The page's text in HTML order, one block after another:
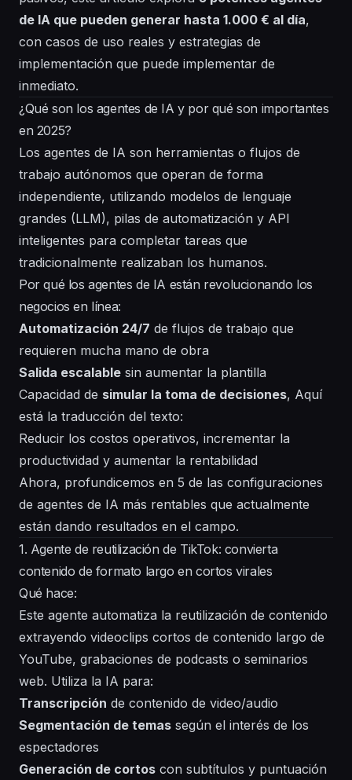
de IA que pueden generar hasta 1.000 € al día,
con casos de uso reales y estrategias de
implementación que puede implementar de
inmediato.
¿Qué son los agentes de IA y por qué son importantes
en 2025?
Los agentes de IA son herramientas o flujos de
trabajo autónomos que operan de forma
independiente, utilizando modelos de lenguaje
grandes (LLM), pilas de automatización y API
inteligentes para completar tareas que
tradicionalmente realizaban los humanos.
Por qué los agentes de IA están revolucionando los
negocios en línea:
Automatización 24/7 de flujos de trabajo que
requieren mucha mano de obra
Salida escalable sin aumentar la plantilla
Capacidad de simular la toma de decisiones, Aquí
está la traducción del texto:
Reducir los costos operativos, incrementar la
productividad y aumentar la rentabilidad
Ahora, profundicemos en 5 de las configuraciones
de agentes de IA más rentables que actualmente
están dando resultados en el campo.
1. Agente de reutilización de TikTok: convierta
contenido de formato largo en cortos virales
Qué hace:
Este agente automatiza la reutilización de contenido
extrayendo videoclips cortos de contenido largo de
YouTube, grabaciones de podcasts o seminarios
web. Utiliza la IA para:
Transcripción de contenido de video/audio
Segmentación de temas según el interés de los
espectadores
Generación de cortos con subtítulos y puntuación